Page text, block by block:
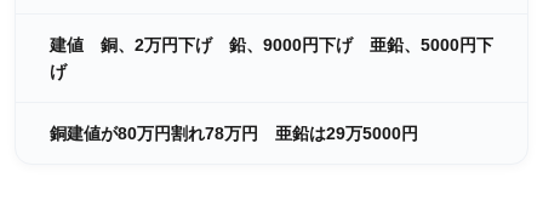
建値 銅、2万円下げ 鉛、9000円下げ 亜鉛、5000円下
げ
銅建値が80万円割れ78万円 亜鉛は29万5000円